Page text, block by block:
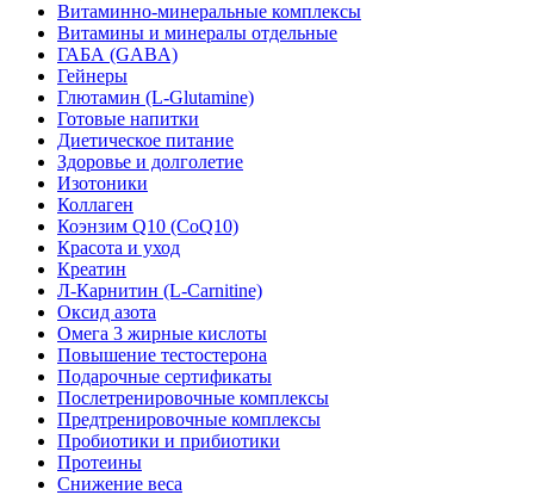
Витаминно-минеральные комплексы
Витамины и минералы отдельные
ГАБА (GABA)
Гейнеры
Глютамин (L-Glutamine)
Готовые напитки
Диетическое питание
Здоровье и долголетие
Изотоники
Коллаген
Коэнзим Q10 (CoQ10)
Красота и уход
Креатин
Л-Карнитин (L-Сarnitine)
Оксид азота
Омега 3 жирные кислоты
Повышение тестостерона
Подарочные сертификаты
Послетренировочные комплексы
Предтренировочные комплексы
Пробиотики и прибиотики
Протеины
Снижение веса